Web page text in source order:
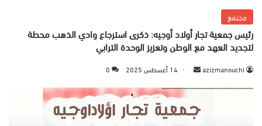
مجتمع
رئيس جمعية تجار أولاد أوجيه: ذكرى استرجاع وادي الذهب محطة
لتجديد العهد مع الوطن وتعزيز الوحدة الترابي
azizmanouchi
ل
14 أغسطس 2025 0